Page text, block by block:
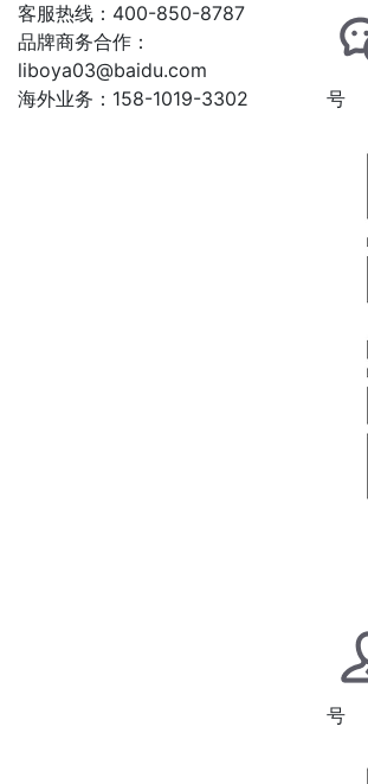
客服热线：400-850-8787
品牌商务合作：
liboya03@baidu.com
海外业务：158-1019-3302
号
号